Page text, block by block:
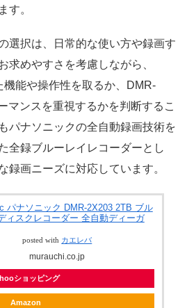
す。
選択は、日常的な使い方や録画す
求めやすさを考慮しながら、
機能や操作性を取るか、DMR-
マンスを重視するかを判断するこ
パナソニックの全自動録画技術を
全録ブルーレイレコーダーとし
録画ニーズに対応しています。
パナソニック DMR-2X203 2TB ブル
ィスクレコーダー 全自動ディーガ
posted with カエレバ
murauchi.co.jp
ショッピング
Amazon